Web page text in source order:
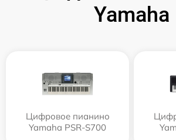
Yamaha
Цифровое пианино
Yamaha PSR-S700